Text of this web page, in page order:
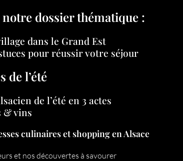
dossier thématique :
dans le Grand Est
pour réussir votre séjour
de l’été
de l’été en 3 actes
& vins
culinaires et shopping en Alsace
et nos découvertes à savourer